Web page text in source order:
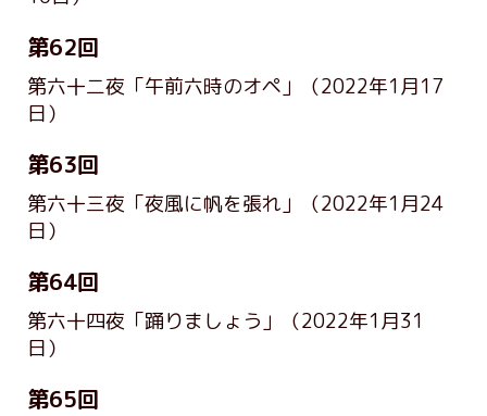
第62回
第六十二夜「午前六時のオペ」
（2022年1月17
日）
第63回
第六十三夜「夜風に帆を張れ」
（2022年1月24
日）
第64回
第六十四夜「踊りましょう」
（2022年1月31
日）
第65回